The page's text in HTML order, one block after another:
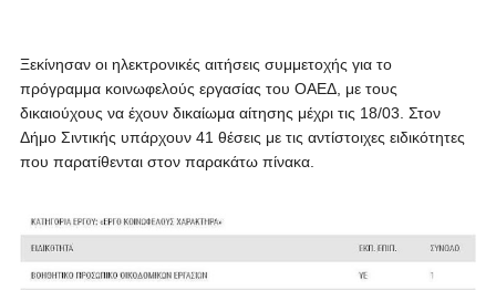
Ξεκίνησαν οι ηλεκτρονικές αιτήσεις συμμετοχής για το
πρόγραμμα κοινωφελούς εργασίας του ΟΑΕΔ, με τους
δικαιούχους να έχουν δικαίωμα αίτησης μέχρι τις 18/03. Στον
Δήμο Σιντικής υπάρχουν 41 θέσεις με τις αντίστοιχες ειδικότητες
που παρατίθενται στον παρακάτω πίνακα.